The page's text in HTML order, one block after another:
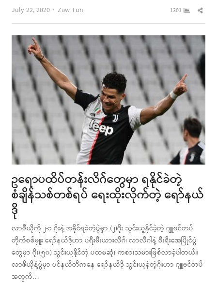
July 22, 2020
Author
Zaw Tun 1301
ဥရောပထိပ်တန်းလိဂ်တွေမှာ ရနိုင်ခဲတဲ့
စံချိန်သစ်တစ်ရပ် ရေးထိုးလိုက်တဲ့ ရော်နယ်
ဒို
လာဇီယိုကို ၂-၁ ဂိုးနဲ့ အနိုင်ရခဲ့တဲ့ပွဲမှာ (၂)ဂိုး သွင်းယူနိုင်ခဲ့တဲ့ ဂျူဗင်တပ်
တိုက်စစ်မှူး ရော်နယ်ဒိုဟာ ပရီးမီးယားလိဂ်၊ လာလီဂါနဲ့ စီးရီးအေပြိုင်ပွဲ
တွေမှာ ဂိုး(၅၀) သွင်းယူနိုင်တဲ့ ပထမဆုံး ကစားသမားဖြစ်လာခဲ့ပါတယ်။
လာဇီယိုနဲ့ပွဲမှာ ပင်နယ်တီကနေ ရော်နယ်ဒို သွင်းယူခဲ့တဲ့ဂိုးဟာ ဂျူဗင်တပ်
အတွက်…